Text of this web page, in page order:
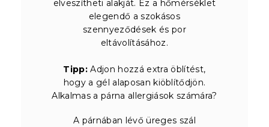
elveszítheti alakját. Ez a hőmérséklet
elegendő a szokásos
szennyeződések és por
eltávolításához.
Tipp: Adjon hozzá extra öblítést,
hogy a gél alaposan kiöblítődjön.
Alkalmas a párna allergiások számára?
A párnában lévő üreges szál